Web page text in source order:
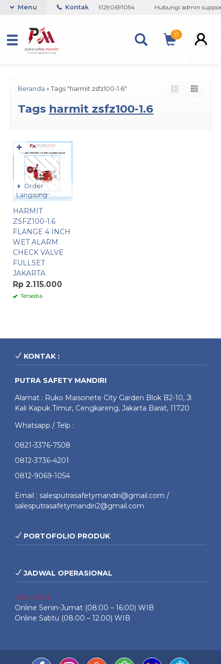
/ 081237364201 / 081290691054 Hubungi admin
Menu Kontak
0
Beranda » Tags "harmit zsfz100-1.6"
Tags harmit zsfz100-1.6
Order
Langsung
HARMIT
ZSFZ100-1.6
FLANGE 4 INCH
WET ALARM
CHECK VALVE
FULLSET
JAKARTA
Rp 2.115.000
Tersedia
✚
KONTAK :
PUTRA SAFETY MANDIRI
Alamat : Ruko Maisonete City Garden Blok B2-10, Jl.
Kali Kapuk Timur, Cengkareng, Jakarta Barat, 11720
Whatsapp / Telp :
0821-3376-7508
0812-3736-4201
0812-9069-1054
Email : salesputrasafetymandiri@gmail.com /
salesputrasafetymandiri2@gmail.com
PORTOFOLIO PRODUK
JADWAL OPERASIONAL
Live Chat
Online Senin-Jumat (08:00 – 16:00) WIB
Online Sabtu (08.00 – 12.00) WIB